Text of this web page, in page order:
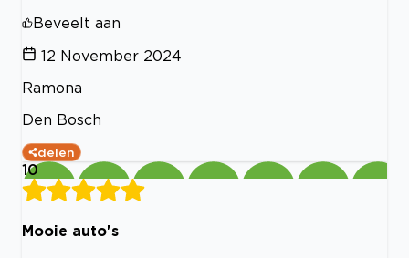
Beveelt aan
12 November 2024
Ramona
Den Bosch
delen
10
Mooie auto's